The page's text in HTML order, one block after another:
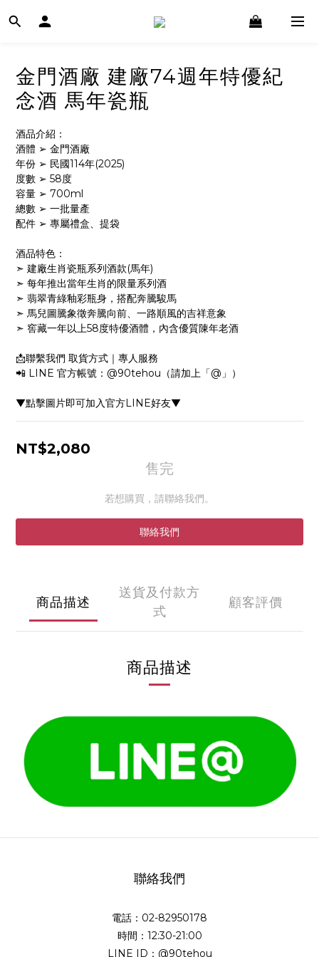
金門酒廠 建廠74週年特優紀
念酒 馬年瓷瓶
酒品介紹：
酒體 ➢ 金門酒廠
年份 ➢ 民國114年(2025)
度數 ➢ 58度
容量 ➢ 700ml
總數 ➢ 一批量產
配件 ➢ 專屬禮盒、提袋
酒品特色：
➣ 建廠生肖瓷瓶系列酒款(馬年)
➣ 每年推出當年生肖的限量系列酒
➣ 翡翠青綠釉彩瓶身，搭配奔騰駿馬
➣ 馬兒圖騰象徵奔騰向前、一路順風的吉祥意象
➣ 窖藏一年以上58度特優酒體，內含優質陳年老酒
📩聯繫我們 取貨方式｜專人服務
📲 LINE 官方帳號：@90tehou（請加上「@」）
▼點擊圖片即可加入官方LINE好友▼
NT$2,080
售完
若想購買，請聯絡我們。
聯絡我們
商品描述
送貨及付款方
式
顧客評價
商品描述
聯絡我們
電話：02-82950178
時間：12:30-21:00
LINE ID：@90tehou